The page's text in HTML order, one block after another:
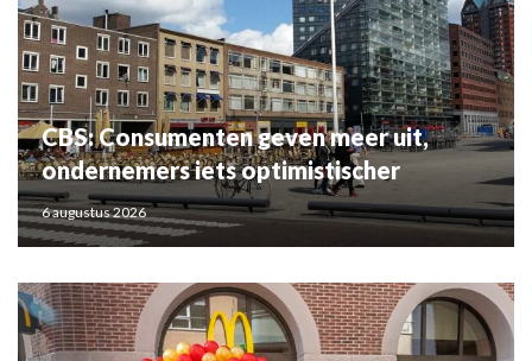
CBS: Consumenten geven meer uit,
ondernemers iets optimistischer
6 augustus 2026